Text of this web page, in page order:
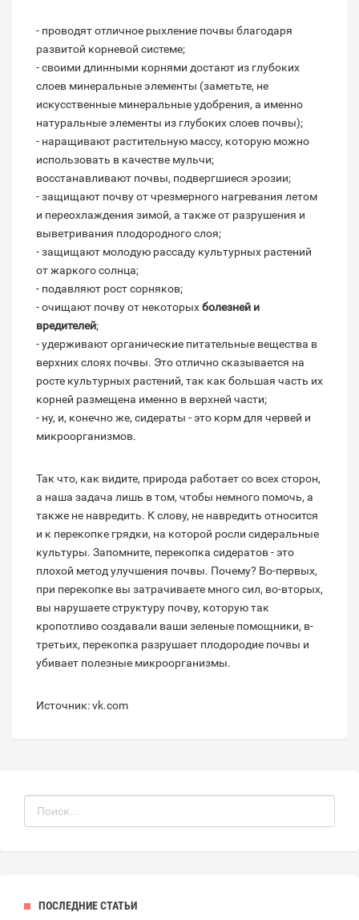
- проводят отличное рыхление почвы благодаря
развитой корневой системе;
- своими длинными корнями достают из глубоких
слоев минеральные элементы (заметьте, не
искусственные минеральные удобрения, а именно
натуральные элементы из глубоких слоев почвы);
- наращивают растительную массу, которую можно
использовать в качестве мульчи;
восстанавливают почвы, подвергшиеся эрозии;
- защищают почву от чрезмерного нагревания летом
и переохлаждения зимой, а также от разрушения и
выветривания плодородного слоя;
- защищают молодую рассаду культурных растений
от жаркого солнца;
- подавляют рост сорняков;
- очищают почву от некоторыхболезней и
вредителей;
- удерживают органические питательные вещества в
верхних слоях почвы. Это отлично сказывается на
росте культурных растений, так как большая часть их
корней размещена именно в верхней части;
- ну, и, конечно же, сидераты - это корм для червей и
микроорганизмов.
Так что, как видите, природа работает со всех сторон,
а наша задача лишь в том, чтобы немного помочь, а
также не навредить. К слову, не навредить относится
и к перекопке грядки, на которой росли сидеральные
культуры. Запомните, перекопка сидератов - это
плохой метод улучшения почвы. Почему? Во-первых,
при перекопке вы затрачиваете много сил, во-вторых,
вы нарушаете структуру почву, которую так
кропотливо создавали ваши зеленые помощники, в-
третьих, перекопка разрушает плодородие почвы и
убивает полезные микроорганизмы.
Источник: vk.com
ПОСЛЕДНИЕ СТАТЬИ